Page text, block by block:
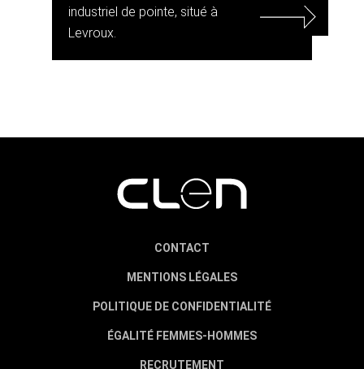
industriel de pointe, situé à
Levroux.
CONTACT
MENTIONS LÉGALES
POLITIQUE DE CONFIDENTIALITÉ
ÉGALITÉ FEMMES-HOMMES
RECRUTEMENT